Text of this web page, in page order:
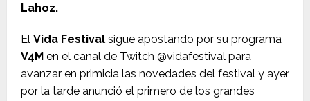
Lahoz.
El Vida Festival sigue apostando por su programa
V4M en el canal de Twitch @vidafestival para
avanzar en primicia las novedades del festival y ayer
por la tarde anunció el primero de los grandes